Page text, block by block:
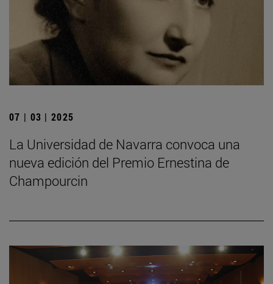
07 | 03 | 2025
La Universidad de Navarra convoca una
nueva edición del Premio Ernestina de
Champourcin